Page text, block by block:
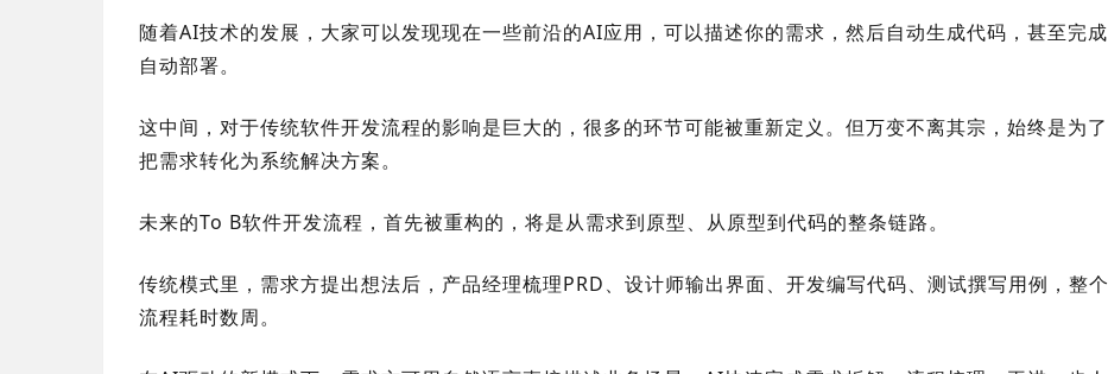
随着AI技术的发展，大家可以发现现在一些前沿的AI应用，可以描述你的需求，然后自动生成代码，甚至完成
自动部署。
这中间，对于传统软件开发流程的影响是巨大的，很多的环节可能被重新定义。 但万变不离其宗，始终是为了
把需求转化为系统解决方案。
未来的To B软件开发流程， 首先被重构的，将是从需求到原型、从原型到代码的整条链路。
传统模式里，需求方提出想法后，产品经理梳理PRD、设计师输出界面、开发编写代码、测试撰写用例，整个
流程耗时数周。